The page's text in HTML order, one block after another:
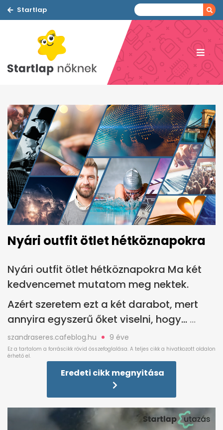
Startlap
Nyári outfit ötlet hétköznapokra
Nyári outfit ötlet hétköznapokra Ma két
kedvencemet mutatom meg nektek.
Azért szeretem ezt a két darabot, mert
annyira egyszerű őket viselni, hogy...
szandraseres.cafeblog.hu 9 éve
Eredeti cikk megnyitása